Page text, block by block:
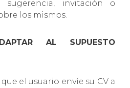
sugerencia, invitación o
los mismos.
AL SUPUESTO
el usuario envíe su CV a